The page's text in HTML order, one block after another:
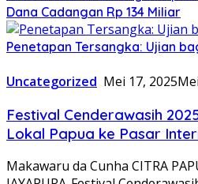
Dana Cadangan Rp 134 Miliar
Penetapan Tersangka: Ujian
Uncategorized Mei 17, 2025
Festival Cenderawasih
Lokal Papua ke Pasar
Makawaru da Cunha CITRA